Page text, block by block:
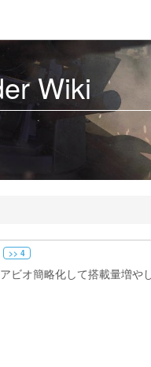
Wiki
>> 4
ビオ簡略化して搭載量増や